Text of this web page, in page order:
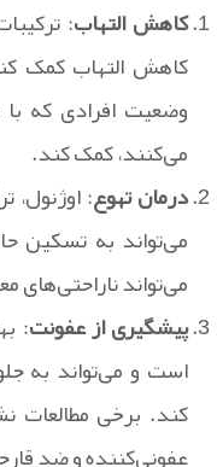
کاهش التهاب:
کاهش التهاب کمک
وضعیت افرادی که
می‌کنند، کمک کند.
درمان تهوع: اوژنول،
می‌تواند به تسکین
می‌تواند
پیشگیری از عفونت:
است و می‌تواند به
کند. برخی مطالعات
عفونی‌کننده و ضد